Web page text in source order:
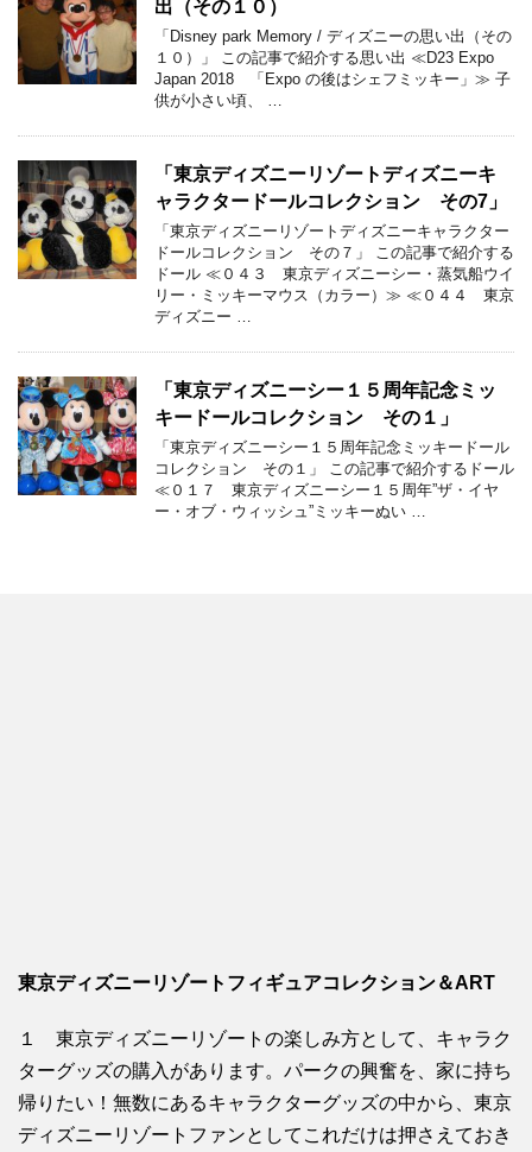
出（その１０）
「Disney park Memory / ディズニーの思い出（その
１０）」 この記事で紹介する思い出 ≪D23 Expo
Japan 2018 「Expo の後はシェフミッキー」≫ 子
供が小さい頃、 …
「東京ディズニーリゾートディズニーキ
ャラクタードールコレクション その7」
「東京ディズニーリゾートディズニーキャラクター
ドールコレクション その７」 この記事で紹介する
ドール ≪０４３ 東京ディズニーシー・蒸気船ウイ
リー・ミッキーマウス（カラー）≫ ≪０４４ 東京
ディズニー …
「東京ディズニーシー１５周年記念ミッ
キードールコレクション その１」
「東京ディズニーシー１５周年記念ミッキードール
コレクション その１」 この記事で紹介するドール
≪０１７ 東京ディズニーシー１５周年”ザ・イヤ
ー・オブ・ウィッシュ”ミッキーぬい …
東京ディズニーリゾートフィギュアコレクション＆ART
１ 東京ディズニーリゾートの楽しみ方として、キャラク
ターグッズの購入があります。パークの興奮を、家に持ち
帰りたい！無数にあるキャラクターグッズの中から、東京
ディズニーリゾートファンとしてこれだけは押さえておき